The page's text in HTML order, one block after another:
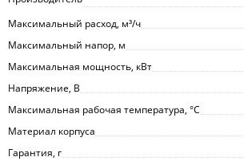
Максимальный расход, м³/ч
Максимальный напор, м
Максимальная мощность, кВт
Напряжение, В
Максимальная рабочая температура, °С
Материал корпуса
Гарантия, г